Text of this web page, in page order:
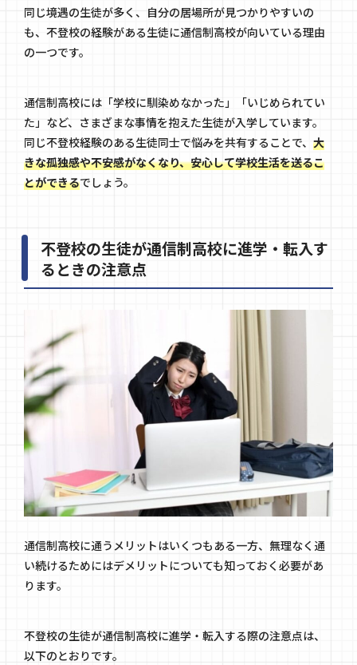
同じ境遇の生徒が多く、自分の居場所が見つかりやすいの
も、不登校の経験がある生徒に通信制高校が向いている理由
の一つです。
通信制高校には「学校に馴染めなかった」「いじめられてい
た」など、さまざまな事情を抱えた生徒が入学しています。
同じ不登校経験のある生徒同士で悩みを共有することで、 大
きな孤独感や不安感がなくなり、安心して学校生活を送るこ
とができるでしょう。
不登校の生徒が通信制高校に進学・転入す
るときの注意点
通信制高校に通うメリットはいくつもある一方、無理なく通
い続けるためにはデメリットについても知っておく必要があ
ります。
不登校の生徒が通信制高校に進学・転入する際の注意点は、
以下のとおりです。